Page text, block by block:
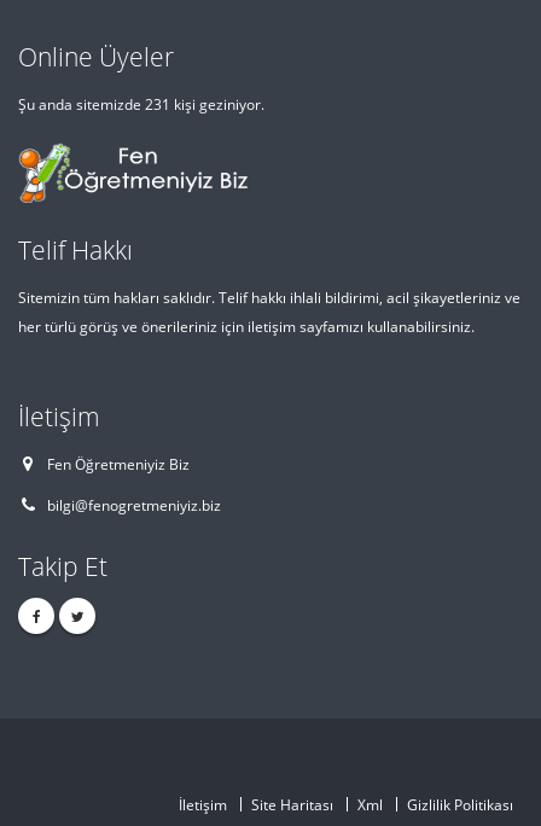
Online Üyeler
Şu anda sitemizde 231 kişi geziniyor.
Telif Hakkı
Sitemizin tüm hakları saklıdır. Telif hakkı ihlali bildirimi, acil şikayetleriniz ve
her türlü görüş ve önerileriniz için iletişim sayfamızı kullanabilirsiniz.
İletişim
Fen Öğretmeniyiz Biz
bilgi@fenogretmeniyiz.biz
Takip Et
İletişim Site Haritası Xml Gizlilik Politikası